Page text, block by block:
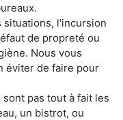
situations, l'incursion
de propreté ou
Nous vous
éviter de faire pour
pas tout à fait les
un bistrot, ou